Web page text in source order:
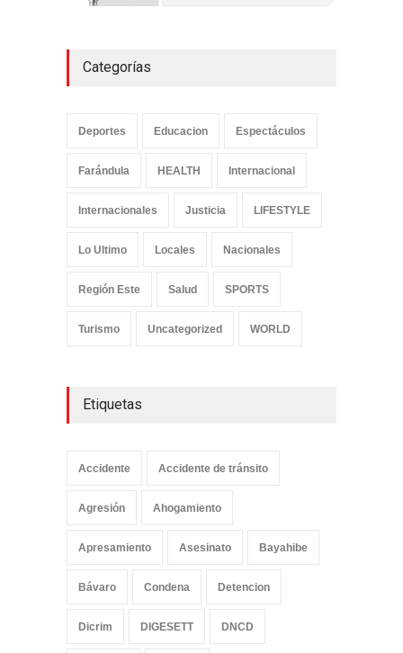
Categorías
Deportes Educacion Espectáculos
Farándula HEALTH Internacional
Internacionales Justicia LIFESTYLE
Lo Ultimo Locales Nacionales
Región Este Salud SPORTS
Turismo Uncategorized WORLD
Etiquetas
Accidente Accidente de tránsito
Agresión Ahogamiento
Apresamiento Asesinato Bayahibe
Bávaro Condena Detencion
Dicrim DIGESETT DNCD